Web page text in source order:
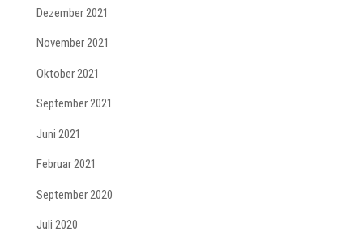
Dezember 2021
November 2021
Oktober 2021
September 2021
Juni 2021
Februar 2021
September 2020
Juli 2020